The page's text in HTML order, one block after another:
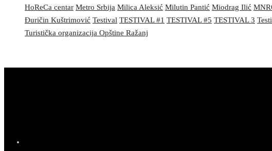
HoReCa centar Metro Srbija Milica Aleksić Milutin Pantić Miodrag Ilić
Đuričin Kuštrimović Testival TESTIVAL #1 TESTIVAL #5 TESTIVAL 3
Turistička organizacija Opštine Ražanj